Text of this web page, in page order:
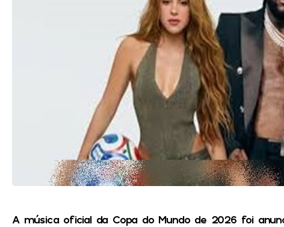
A música oficial da Copa do Mundo de 2026 foi